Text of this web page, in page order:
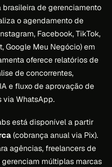
de gerenciamento
o agendamento de
Facebook, TikTok,
Google Meu Negócio) em
oferece relatórios de
de concorrentes,
e fluxo de aprovação de
WhatsApp.
está disponível a partir
(cobrança anual via Pix).
agências, freelancers de
múltiplas marcas